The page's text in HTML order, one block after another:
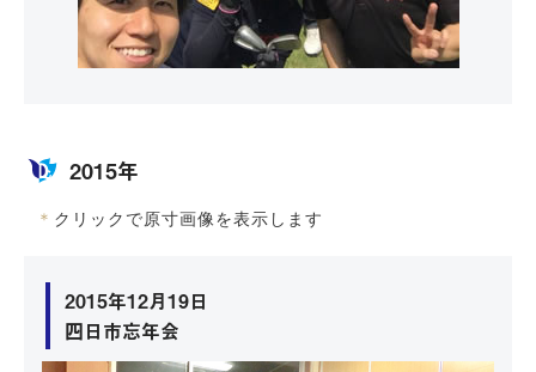
2015年
＊ クリックで原寸画像を表示します
2015年12月19日
四日市忘年会